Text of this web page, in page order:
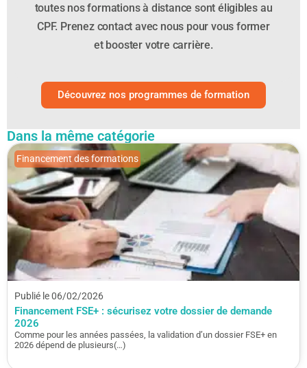
toutes nos formations à distance sont éligibles au
CPF. Prenez contact avec nous pour vous former
et booster votre carrière.
Découvrez nos programmes de formation
Dans la même catégorie
Publié le 06/02/2026
Financement FSE+ : sécurisez votre dossier de demande
2026
Comme pour les années passées, la validation d’un dossier FSE+ en
2026 dépend de plusieurs(…)
Financement des formations